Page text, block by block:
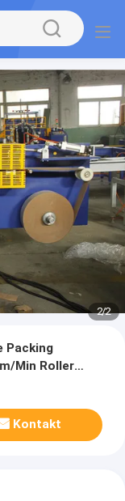
2/2
Packing
Min Roller
Kontakt